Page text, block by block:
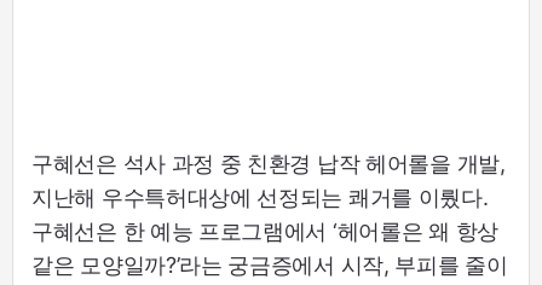
구혜선은 석사 과정 중 친환경 납작 헤어롤을 개발,
지난해 우수특허대상에 선정되는 쾌거를 이뤘다.
구혜선은 한 예능 프로그램에서 ‘헤어롤은 왜 항상
같은 모양일까?’라는 궁금증에서 시작, 부피를 줄이